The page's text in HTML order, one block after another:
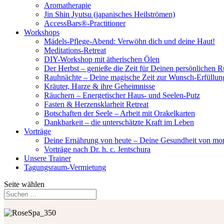
Aromatherapie
Jin Shin Jyutsu (japanisches Heilströmen)
AccessBars®-Practitioner
Workshops
Mädels-Pflege-Abend: Verwöhn dich und deine Haut!
Meditations-Retreat
DIY-Workshop mit ätherischen Ölen
Der Herbst – genieße die Zeit für Deinen persönlichen
Rauhnächte – Deine magische Zeit zur Wunsch-
Kräuter, Harze & ihre Geheimnisse
Räuchern – Energetischer Haus- und Seelen-Putz
Fasten & Herzensklarheit Retreat
Botschaften der Seele – Arbeit mit Orakelkarten
Dankbarkeit – die unterschätzte Kraft im Leben
Vorträge
Deine Ernährung von heute – Deine Gesundheit von
Vorträge nach Dr. h. c. Jentschura
Unsere Trainer
Tagungsraum-Vermietung
Seite wählen